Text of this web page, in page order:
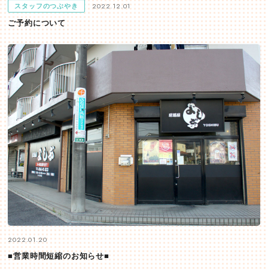
スタッフのつぶやき 2022.12.01
ご予約について
2022.01.20
■営業時間短縮のお知らせ■